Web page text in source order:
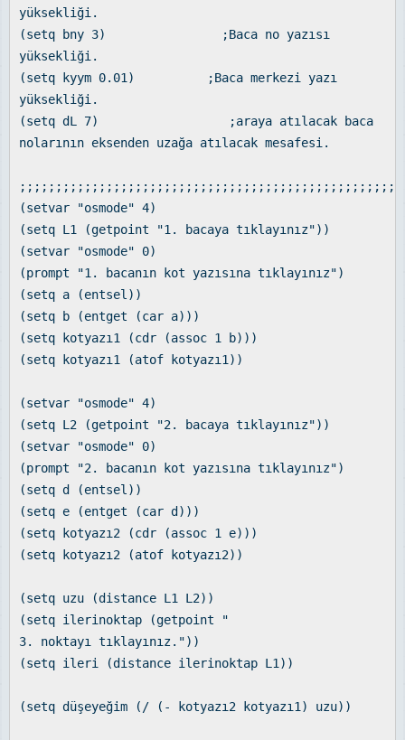
yüksekliği.
(setq bny 3) ;Baca no yazısı
yüksekliği.
(setq kyym 0.01) ;Baca merkezi yazı
yüksekliği.
(setq dL 7) ;araya atılacak baca
nolarının eksenden uzağa atılacak mesafesi.
(setvar "osmode" 4)
(setq L1 (getpoint "1. bacaya tıklayınız"))
(setvar "osmode" 0)
(prompt "1. bacanın kot yazısına tıklayınız")
(setq a (entsel))
(setq b (entget (car a)))
(setq kotyazı1 (cdr (assoc 1 b)))
(setq kotyazı1 (atof kotyazı1))
(setvar "osmode" 4)
(setq L2 (getpoint "2. bacaya tıklayınız"))
(setvar "osmode" 0)
(prompt "2. bacanın kot yazısına tıklayınız")
(setq d (entsel))
(setq e (entget (car d)))
(setq kotyazı2 (cdr (assoc 1 e)))
(setq kotyazı2 (atof kotyazı2))
(setq uzu (distance L1 L2))
(setq ilerinoktap (getpoint "
3. noktayı tıklayınız."))
(setq ileri (distance ilerinoktap L1))
(setq düşeyeğim (/ (- kotyazı2 kotyazı1) uzu))